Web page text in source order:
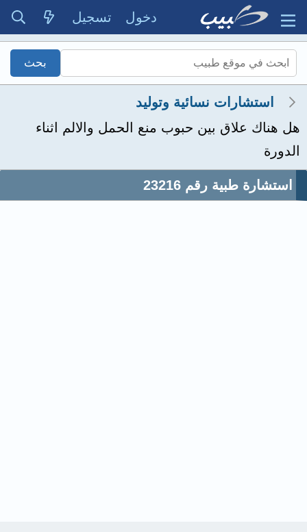
دخول تسجيل
استشارات نسائية وتوليد
هل هناك علاق بين حبوب منع الحمل والالم اثناء
الدورة
استشارة طبية رقم 23216